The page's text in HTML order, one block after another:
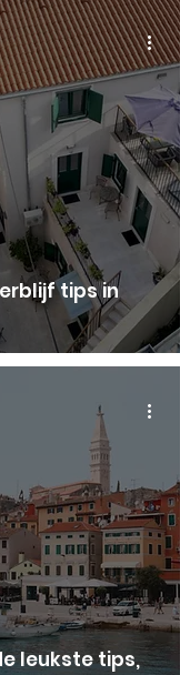
tips in
leukste tips,